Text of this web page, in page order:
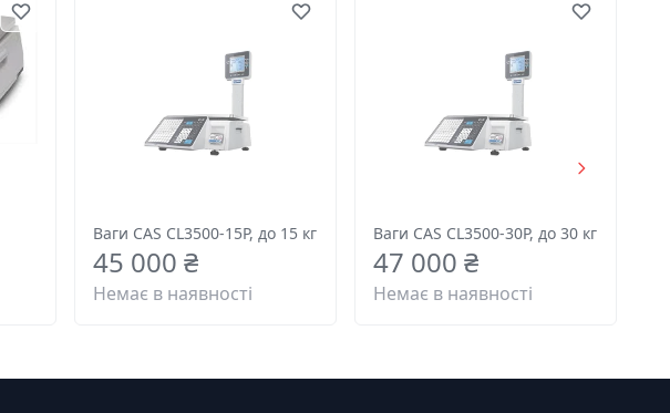
Ваги CAS CL3500-15P, до 15 кг
45 000 ₴
Немає в наявності
Ваги CAS CL3500-30P, до 30 кг
47 000 ₴
Немає в наявності